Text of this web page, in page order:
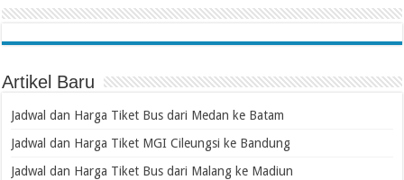
Artikel Baru
Jadwal dan Harga Tiket Bus dari Medan ke Batam
Jadwal dan Harga Tiket MGI Cileungsi ke Bandung
Jadwal dan Harga Tiket Bus dari Malang ke Madiun